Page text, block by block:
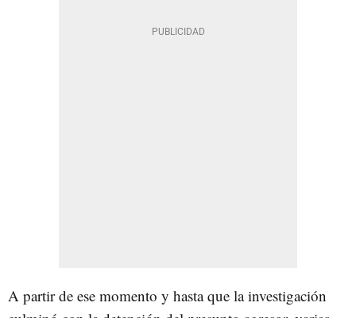
A partir de ese momento y hasta que la investigación